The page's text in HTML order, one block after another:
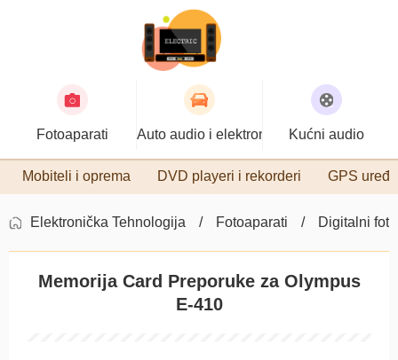
Fotoaparati Auto audio i elektronika Kućni audio
Mobiteli i oprema DVD playeri i rekorderi GPS
Elektronička Tehnologija Fotoaparati Digitalni
Memorija Card Preporuke za Olympus
E-410